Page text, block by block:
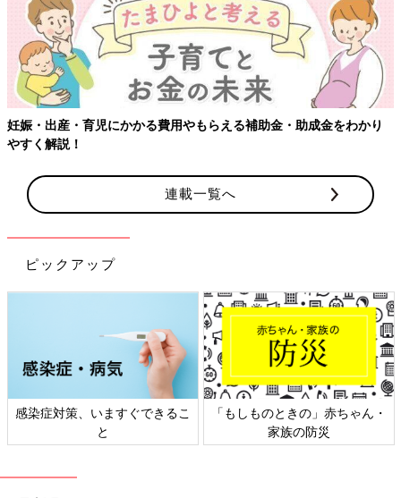
連載一覧へ
ピックアップ
・
日本外来小児科学会リーフレッ
六星占術 細木かおりさんの
相談